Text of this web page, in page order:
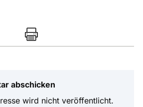

abschicken
wird nicht veröffentlicht.